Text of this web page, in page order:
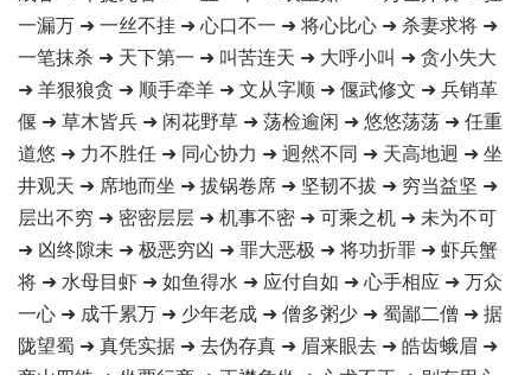
一漏万 ➜ 一丝不挂 ➜ 心口不一 ➜ 将心比心 ➜ 杀妻求将 ➜
一笔抹杀 ➜ 天下第一 ➜ 叫苦连天 ➜ 大呼小叫 ➜ 贪小失大
➜ 羊狠狼贪 ➜ 顺手牵羊 ➜ 文从字顺 ➜ 偃武修文 ➜ 兵销革
偃 ➜ 草木皆兵 ➜ 闲花野草 ➜ 荡检逾闲 ➜ 悠悠荡荡 ➜ 任重
道悠 ➜ 力不胜任 ➜ 同心协力 ➜ 迥然不同 ➜ 天高地迥 ➜ 坐
井观天 ➜ 席地而坐 ➜ 拔锅卷席 ➜ 坚韧不拔 ➜ 穷当益坚 ➜
层出不穷 ➜ 密密层层 ➜ 机事不密 ➜ 可乘之机 ➜ 未为不可
➜ 凶终隙未 ➜ 极恶穷凶 ➜ 罪大恶极 ➜ 将功折罪 ➜ 虾兵蟹
将 ➜ 水母目虾 ➜ 如鱼得水 ➜ 应付自如 ➜ 心手相应 ➜ 万众
一心 ➜ 成千累万 ➜ 少年老成 ➜ 僧多粥少 ➜ 蜀鄙二僧 ➜ 据
陇望蜀 ➜ 真凭实据 ➜ 去伪存真 ➜ 眉来眼去 ➜ 皓齿蛾眉 ➜